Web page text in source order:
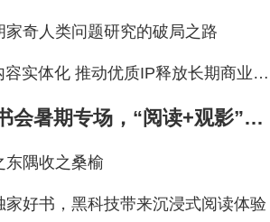
奇人类问题研究的破局之路
京东图书联手快看探索IP内容实体化 推动优质IP释放长期商业价值
华为阅读2026全民读书会暑期专场，“阅读+观影”解锁夏日读书新场景
东隅收之桑榆
好书，黑科技带来沉浸式阅读体验